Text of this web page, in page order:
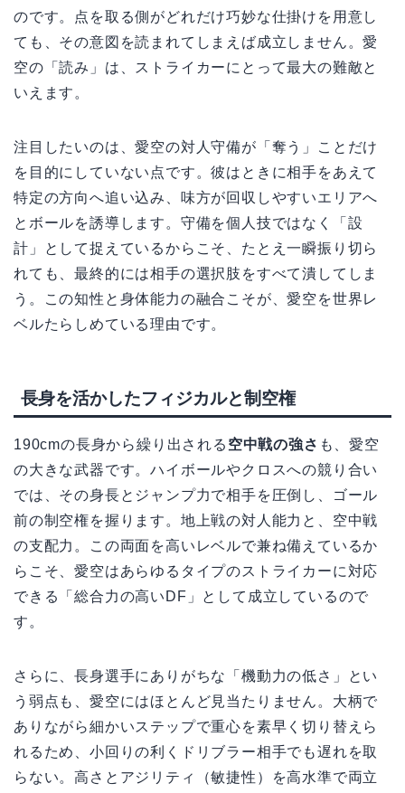
のです。点を取る側がどれだけ巧妙な仕掛けを用意し
ても、その意図を読まれてしまえば成立しません。愛
空の「読み」は、ストライカーにとって最大の難敵と
いえます。
注目したいのは、愛空の対人守備が「奪う」ことだけ
を目的にしていない点です。彼はときに相手をあえて
特定の方向へ追い込み、味方が回収しやすいエリアへ
とボールを誘導します。守備を個人技ではなく「設
計」として捉えているからこそ、たとえ一瞬振り切ら
れても、最終的には相手の選択肢をすべて潰してしま
う。この知性と身体能力の融合こそが、愛空を世界レ
ベルたらしめている理由です。
長身を活かしたフィジカルと制空権
190cmの長身から繰り出される 空中戦の強さ も、愛空
の大きな武器です。ハイボールやクロスへの競り合い
では、その身長とジャンプ力で相手を圧倒し、ゴール
前の制空権を握ります。地上戦の対人能力と、空中戦
の支配力。この両面を高いレベルで兼ね備えているか
らこそ、愛空はあらゆるタイプのストライカーに対応
できる「総合力の高いDF」として成立しているので
す。
さらに、長身選手にありがちな「機動力の低さ」とい
う弱点も、愛空にはほとんど見当たりません。大柄で
ありながら細かいステップで重心を素早く切り替えら
れるため、小回りの利くドリブラー相手でも遅れを取
らない。高さとアジリティ（敏捷性）を高水準で両立